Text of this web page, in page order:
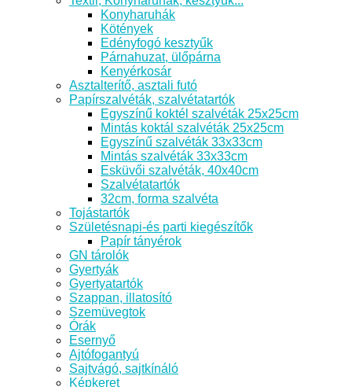
Konyharuhák
Kötények
Edényfogó kesztyűk
Párnahuzat, ülőpárna
Kenyérkosár
Asztalterítő, asztali futó
Papírszalvéták, szalvétatartók
Egyszínű koktél szalvéták 25x25cm
Mintás koktál szalvéták 25x25cm
Egyszínű szalvéták 33x33cm
Mintás szalvéták 33x33cm
Esküvői szalvéták, 40x40cm
Szalvétatartók
32cm, forma szalvéta
Tojástartók
Születésnapi-és parti kiegészítők
Papír tányérok
GN tárolók
Gyertyák
Gyertyatartók
Szappan, illatosító
Szemüvegtok
Órák
Esernyő
Ajtófogantyú
Sajtvágó, sajtkínáló
Képkeret